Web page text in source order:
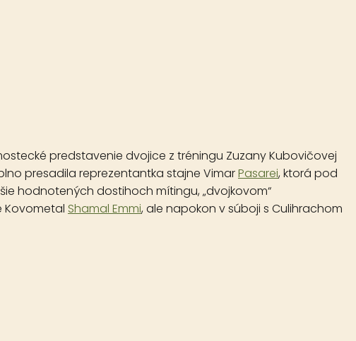
predstavenie dvojice z tréningu Zuzany Kubovičovej
presadila reprezentantka stajne VimarPasarei, ktorá pod
hodnotených dostihoch mítingu, „dvojkovom“
Kovometal Shamal Emmi, ale napokon v súboji s Culihrachom